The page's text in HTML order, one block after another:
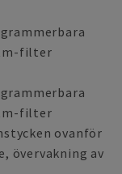
filter
filter
ovanför
övervakning av